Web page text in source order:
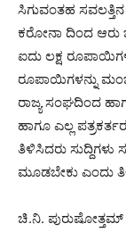
ಸಿಗುವಂತಹ
ಕರೋನಾ ದಿಂದ ಆರು
ಐದು ಲಕ್ಷ
ರೂಪಾಯಿಗಳನ್ನು
ರಾಜ್ಯ ಸಂಘದಿಂದ
ಹಾಗೂ ಎಲ್ಲ
ತಿಳಿಸಿದರು
ಮೂಡಬೇಕು ಎಂದು
ಚಿ.ನಿ. ಪುರುಷೋತ್ತಮ್